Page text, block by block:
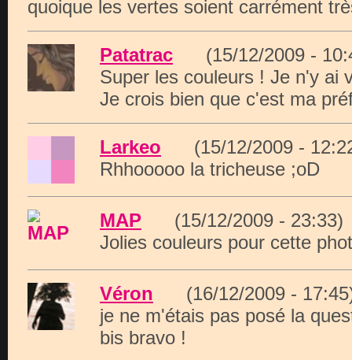
quoique les vertes soient carrément
Patatrac (15/12/2009 -
Super les couleurs ! Je n'y ai
Je crois bien que c'est ma
Larkeo (15/12/2009 -
Rhhooooo la tricheuse ;oD
MAP (15/12/2009 -
Jolies couleurs pour cette
Véron (16/12/2009 -
je ne m'étais pas posé la
bis bravo !